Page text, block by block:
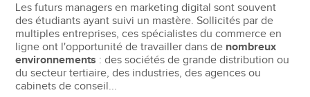
Les futurs managers en marketing digital sont souvent
des étudiants ayant suivi un mastère. Sollicités par de
multiples entreprises, ces spécialistes du commerce en
ligne ont l'opportunité de travailler dans de nombreux
environnements : des sociétés de grande distribution ou
du secteur tertiaire, des industries, des agences ou
cabinets de conseil...